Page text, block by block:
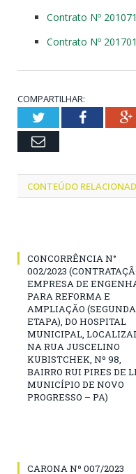
Contrato Nº
Contrato Nº
COMPARTILHAR:
TwitterFacebook
Email
CONTEÚDO
CONCORRÊNCIA N°
002/2023
EMPRESA DE
PARA REFORMA E
AMPLIAÇÃO (SEGUNDA
ETAPA), DO HOSPITAL
MUNICIPAL,
NA RUA JUSCELINO
KUBISTCHEK, Nº 98,
BAIRRO RUI PIRES DE
MUNICÍPIO DE NOVO
PROGRESSO – PA)
CARONA Nº 007/2023